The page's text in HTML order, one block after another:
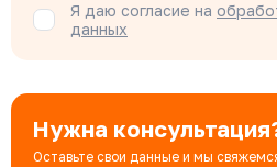
Я даю согласие на
данных
Нужна
Оставьте свои данные и мы